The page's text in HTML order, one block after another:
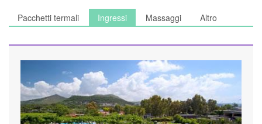
Pacchetti termali Ingressi Massaggi Altro